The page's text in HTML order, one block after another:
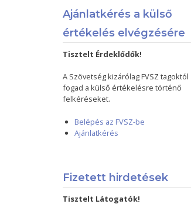
Ajánlatkérés a külső
értékelés elvégzésére
Tisztelt Érdeklődők!
A Szövetség kizárólag FVSZ tagoktól
fogad a külső értékelésre történő
felkéréseket.
Belépés az FVSZ-be
Ajánlatkérés
Fizetett hirdetések
Tisztelt Látogatók!